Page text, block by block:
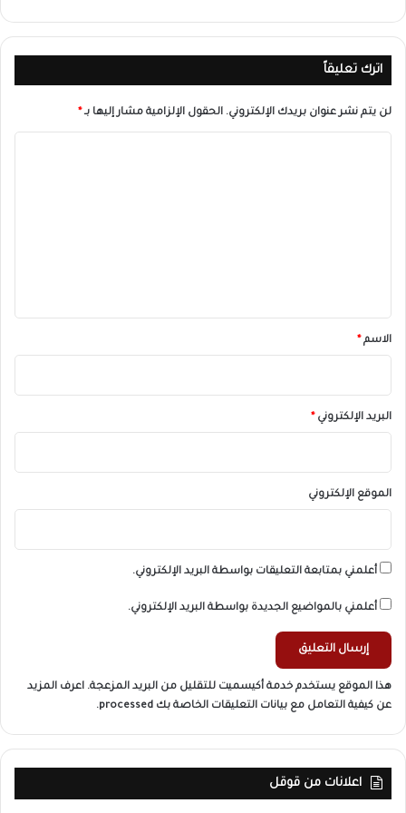
اترك تعليقاً
لن يتم نشر عنوان بريدك الإلكتروني. الحقول الإلزامية مشار إليها بـ*
*الاسم*
البريد الإلكتروني*
الموقع الإلكتروني
أعلمني بمتابعة التعليقات بواسطة البريد الإلكتروني.
أعلمني بالمواضيع الجديدة بواسطة البريد الإلكتروني.
هذا الموقع يستخدم خدمة أكيسميت للتقليل من البريد المزعجة. اعرف المزيد
عن كيفية التعامل مع بيانات التعليقات الخاصة بك processed
.
اعلانات من قوقل